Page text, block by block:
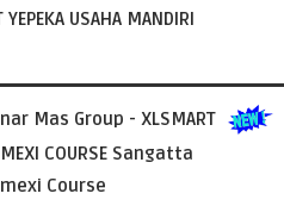
USAHA MANDIRI
Mas Group - XLSMART
COURSE Sangatta
Course